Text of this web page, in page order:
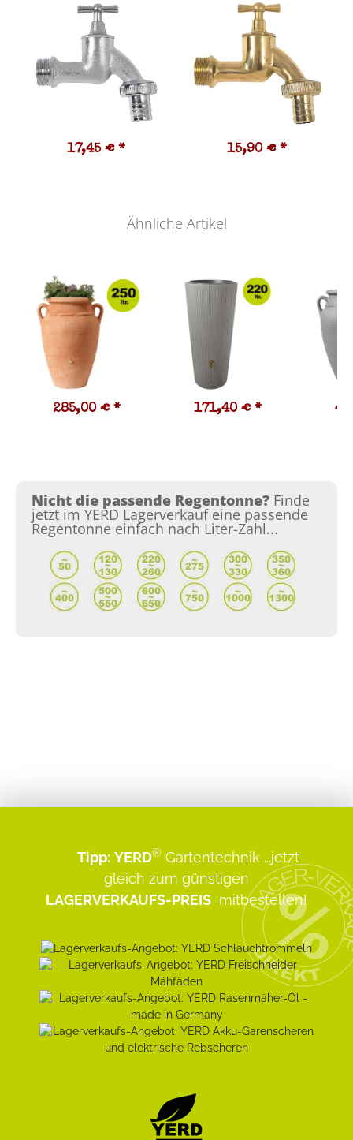
17,45 € * 15,90 € *
Ähnliche Artikel
285,00 € * 171,40 € *
Nicht die passende Regentonne? Finde
jetzt im YERD Lagerverkauf eine passende
Regentonne einfach nach Liter-Zahl...
Tipp: YERD® Gartentechnik ...jetzt
gleich zum günstigen
LAGERVERKAUFS-PREIS mitbestellen!